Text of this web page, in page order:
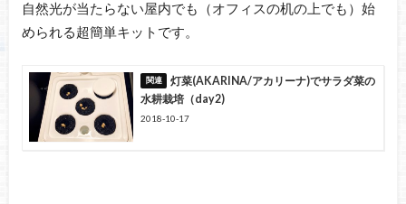
自然光が当たらない屋内でも（オフィスの机の上でも）始
められる超簡単キットです。
灯菜(AKARINA/アカリーナ)でサラダ菜の
水耕栽培（day2)
2018-10-17